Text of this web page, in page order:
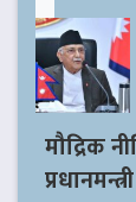
मौद्रिक
प्रधानमन्त्री